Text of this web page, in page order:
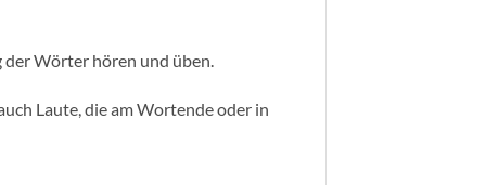
Wörter hören und üben.
Laute, die am Wortende oder in